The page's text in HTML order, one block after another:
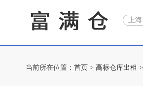
上海
当前所在位置： 首页 > 高标仓库出租 >